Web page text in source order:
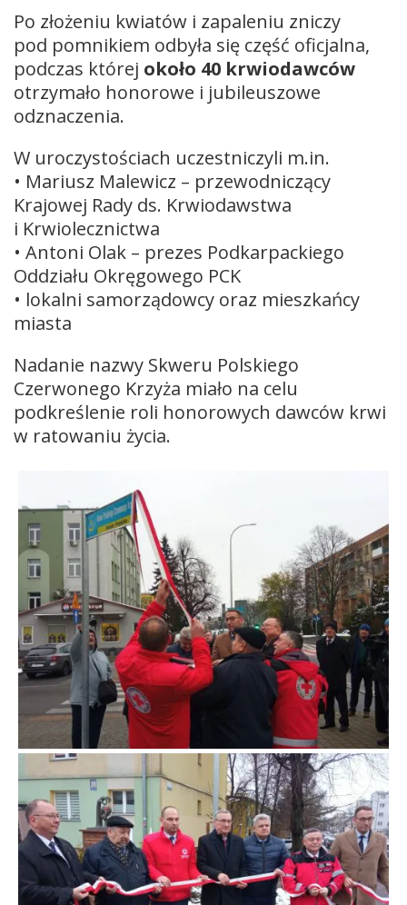
Po złożeniu kwiatów i zapaleniu zniczy
pod pomnikiem odbyła się część oficjalna,
podczas której około 40 krwiodawców
otrzymało honorowe i jubileuszowe
odznaczenia.
W uroczystościach uczestniczyli m.in.
• Mariusz Malewicz – przewodniczący
Krajowej Rady ds. Krwiodawstwa
i Krwiolecznictwa
• Antoni Olak – prezes Podkarpackiego
Oddziału Okręgowego PCK
• lokalni samorządowcy oraz mieszkańcy
miasta
Nadanie nazwy Skweru Polskiego
Czerwonego Krzyża miało na celu
podkreślenie roli honorowych dawców krwi
w ratowaniu życia.